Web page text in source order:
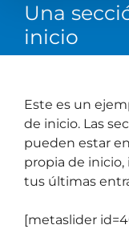
Una
inicio
Este es un
de inicio. Las
pueden estar
propia de
tus últimas
[metaslider